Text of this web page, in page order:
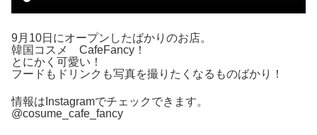
9月10日にオープンしたばかりのお店。
韓国コスメ CafeFancy！
とにかく可愛い！
フードもドリンクも写真を撮りたくなるものばかり！
情報はInstagramでチェックできます。
@cosume_cafe_fancy